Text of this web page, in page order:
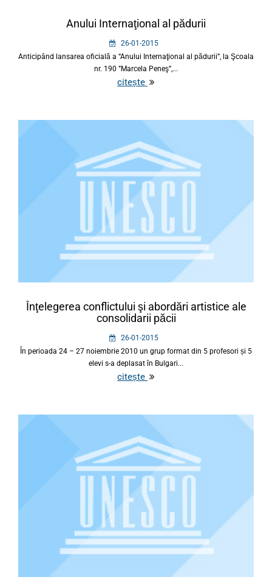
Anului Internaţional al pădurii
26-01-2015
Anticipând lansarea oficială a “Anului Internaţional al pădurii”, la Şcoala
nr. 190 ”Marcela Peneş”,...
citește
Înţelegerea conflictului şi abordări artistice ale
consolidarii păcii
26-01-2015
În perioada 24 – 27 noiembrie 2010 un grup format din 5 profesori și 5
elevi s-a deplasat în Bulgari...
citește